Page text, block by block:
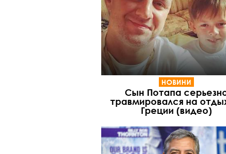
НОВИНИ
Сын Потапа
травмировался на
Греции (видео)